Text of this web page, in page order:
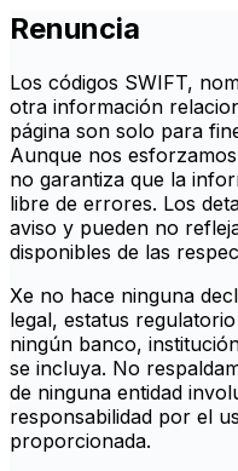
Renuncia
Los códigos SWIFT,
otra información
página son solo para
Aunque nos
no garantiza que la
libre de errores. Los
aviso y pueden no
disponibles de las
Xe no hace ninguna
legal, estatus
ningún banco,
se incluya. No
de ninguna entidad
responsabilidad por el
proporcionada.